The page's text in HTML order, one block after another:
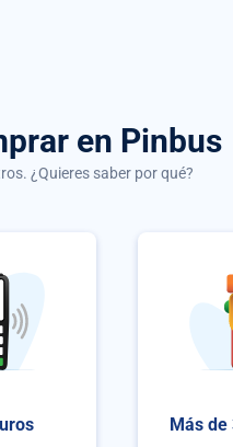
en Pinbus
¿Quieres saber por qué?
Más